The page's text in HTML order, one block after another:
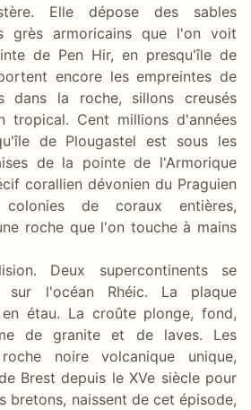
Elle dépose des sables
grès armoricains que l'on voit
de Pen Hir, en presqu'île de
encore les empreintes de
dans la roche, sillons creusés
tropical. Cent millions d'années
de Plougastel est sous les
de la pointe de l'Armorique
corallien dévonien du Praguien
de coraux entières,
roche que l'on touche à mains
Deux supercontinents se
sur l'océan Rhéic. La plaque
étau. La croûte plonge, fond,
de granite et de laves. Les
noire volcanique unique,
Brest depuis le XVe siècle pour
bretons, naissent de cet épisode,